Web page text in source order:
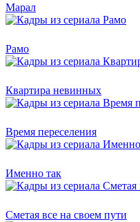
Марал
Рамо
Квартира невинных
Время переселения
Именно так
Сметая все на своем пути